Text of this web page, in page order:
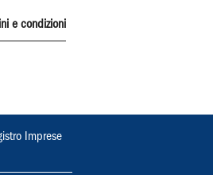
e condizioni
Imprese